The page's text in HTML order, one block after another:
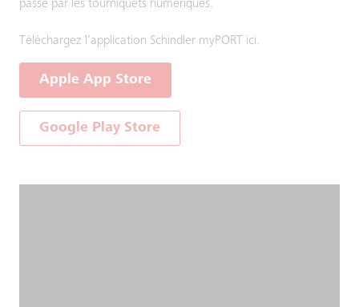
passe par les tourniquets numériques.
Téléchargez l’application Schindler myPORT ici.
Apple App Store
Google Play Store